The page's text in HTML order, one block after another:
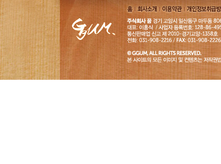
홈
회사소
개
이용약
관
개인정보취급
침